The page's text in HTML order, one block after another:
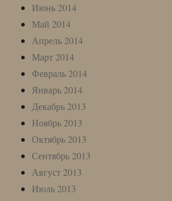
Июнь 2014
Май 2014
Апрель 2014
Март 2014
Февраль 2014
Январь 2014
Декабрь 2013
Ноябрь 2013
Октябрь 2013
Сентябрь 2013
Август 2013
Июль 2013